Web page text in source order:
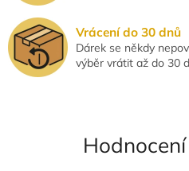
Vrácení do 30 dnů
Dárek se někdy
výběr vrátit až do 30